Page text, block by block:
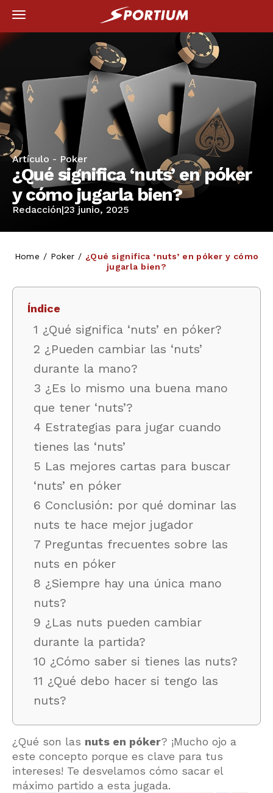
Artículo - Poker
¿Qué significa ‘nuts’ en póker
y cómo jugarla bien?
Redacción|23 junio, 2025
Home / Poker / ¿Qué significa ‘nuts’ en póker y cómo
jugarla bien?
Índice
1 ¿Qué significa ‘nuts’ en póker?
2 ¿Pueden cambiar las ‘nuts’
durante la mano?
3 ¿Es lo mismo una buena mano
que tener ‘nuts’?
4 Estrategias para jugar cuando
tienes las ‘nuts’
5 Las mejores cartas para buscar
‘nuts’ en póker
6 Conclusión: por qué dominar las
nuts te hace mejor jugador
7 Preguntas frecuentes sobre las
nuts en póker
8 ¿Siempre hay una única mano
nuts?
9 ¿Las nuts pueden cambiar
durante la partida?
10 ¿Cómo saber si tienes las nuts?
11 ¿Qué debo hacer si tengo las
nuts?
¿Qué son las nuts en póker? ¡Mucho ojo a
este concepto porque es clave para tus
intereses! Te desvelamos cómo sacar el
máximo partido a esta jugada.